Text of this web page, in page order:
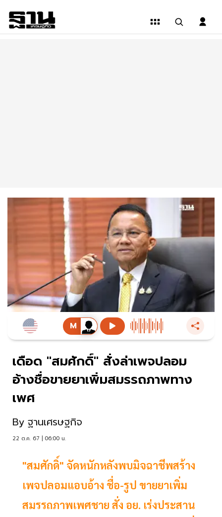
เดือด "สมศักดิ์" สั่งล่าเพจปลอม
อ้างชื่อขายยาเพิ่มสมรรถภาพทาง
เพศ
By ฐานเศรษฐกิจ
22 ต.ค. 67 | 06:00 น.
"สมศักดิ์" จัดหนักหลังพบมิจฉาชีพสร้าง
เพจปลอมแอบอ้าง ชื่อ-รูป ขายยาเพิ่ม
สมรรถภาพเพศชาย สั่ง อย. เร่งประสาน